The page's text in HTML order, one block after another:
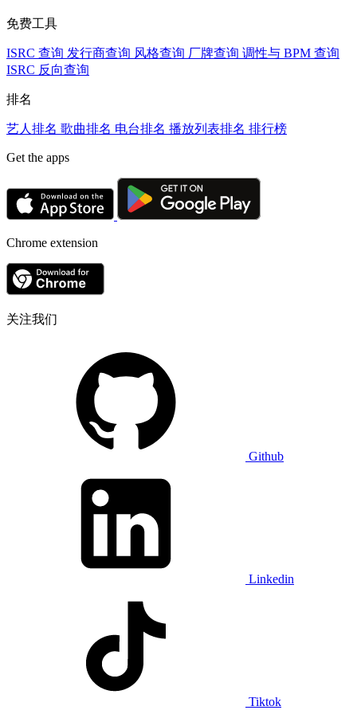
免费工具
ISRC 查询 发行商查询 风格查询 厂牌查询 调性与 BPM 查询
ISRC 反向查询
排名
艺人排名 歌曲排名 电台排名 播放列表排名 排行榜
Get the apps
Chrome extension
关注我们
Github
Linkedin
Tiktok